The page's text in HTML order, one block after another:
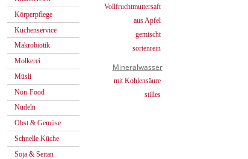
Körperpflege
Küchenservice
Makrobiotik
Molkerei
Müsli
Non-Food
Nudeln
Obst & Gemüse
Schnelle Küche
Soja & Seitan
Vollfruchtmuttersaft
aus Apfel
gemischt
sortenrein
Mineralwasser
mit Kohlensäure
stilles